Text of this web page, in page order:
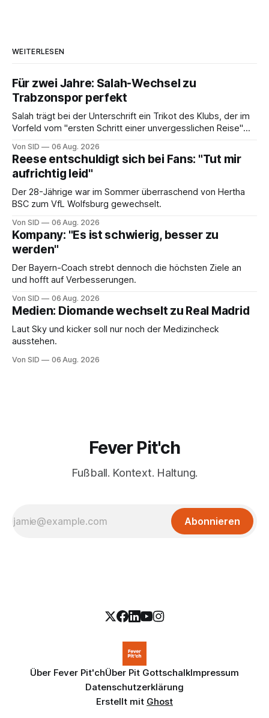
WEITERLESEN
Für zwei Jahre: Salah-Wechsel zu
Trabzonspor perfekt
Salah trägt bei der Unterschrift ein Trikot des Klubs, der im
Vorfeld vom "ersten Schritt einer unvergesslichen Reise"
Von SID 06 Aug. 2026
Reese entschuldigt sich bei Fans: "Tut mir
aufrichtig leid"
Der 28-Jährige war im Sommer überraschend von Hertha
BSC zum VfL Wolfsburg gewechselt.
Von SID 06 Aug. 2026
Kompany: "Es ist schwierig, besser zu
werden"
Der Bayern-Coach strebt dennoch die höchsten Ziele an
und hofft auf Verbesserungen.
Von SID 06 Aug. 2026
Medien: Diomande wechselt zu Real Madrid
Laut Sky und kicker soll nur noch der Medizincheck
ausstehen.
Von SID 06 Aug. 2026
Fever Pit'ch
Fußball. Kontext. Haltung.
Abonnieren
Über Fever Pit'chÜber Pit GottschalkImpressum
Datenschutzerklärung
Erstellt mit Ghost